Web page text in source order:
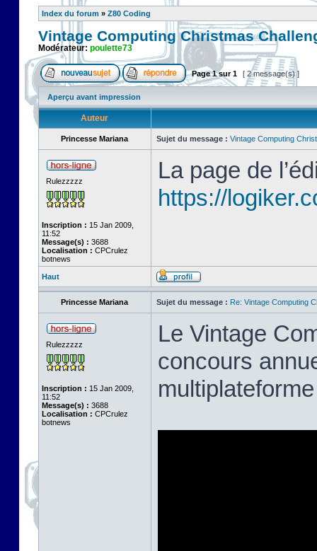
Index du forum » Z80 Coding
Vintage Computing Christmas
Modérateur: poulette73
Page1sur1 [ 2 message(s) ]
Aperçu avant impression
Auteur
Princesse Mariana Sujet du message : Vintage Computing
Rulezzzzz
Inscription : 15 Jan 2009,
11:52
Message(s) : 3688
Localisation : CPCrulez
botnews
La page de
https://
Haut
Princesse Mariana Sujet du message : Re: Vintage Computing
Rulezzzzz
Inscription : 15 Jan 2009,
11:52
Message(s) : 3688
Localisation : CPCrulez
botnews
Le Vintage
concours